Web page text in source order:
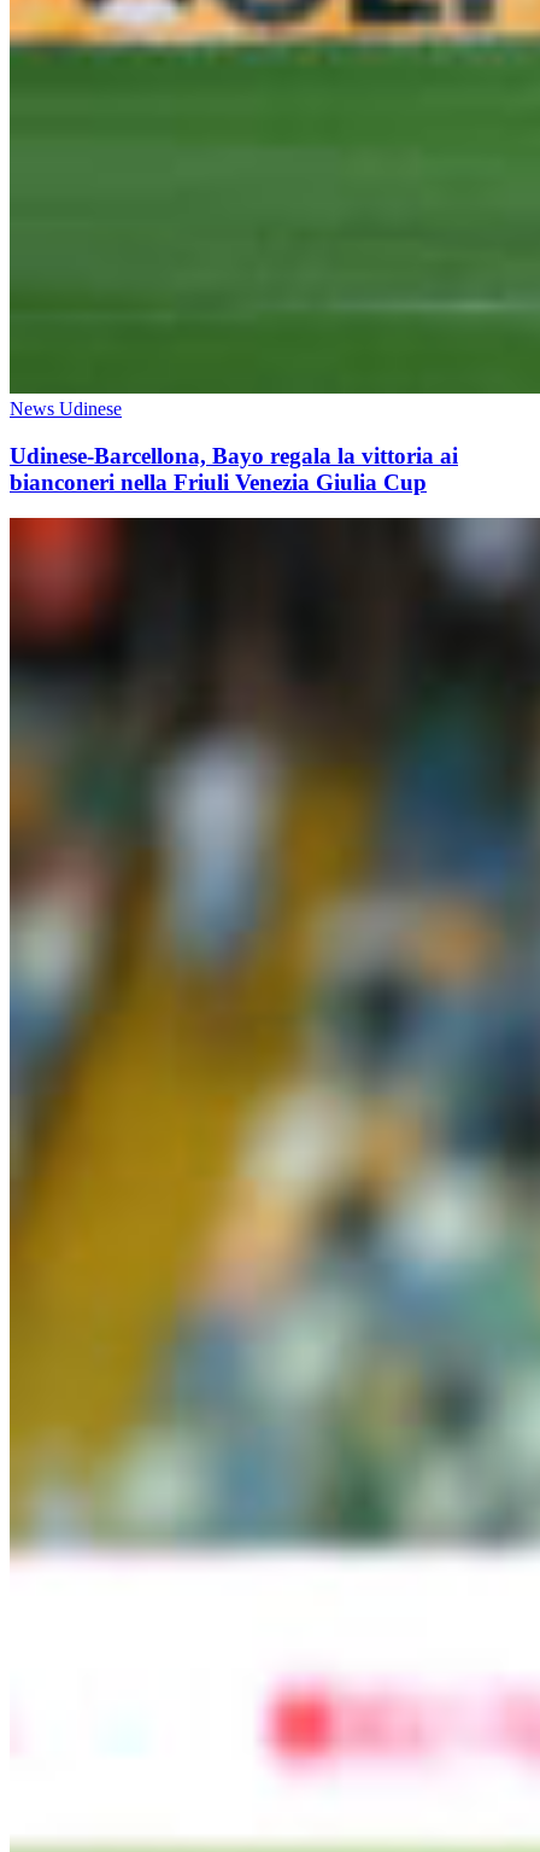
News Udinese
Udinese-Barcellona, Bayo regala la vittoria ai
bianconeri nella Friuli Venezia Giulia Cup